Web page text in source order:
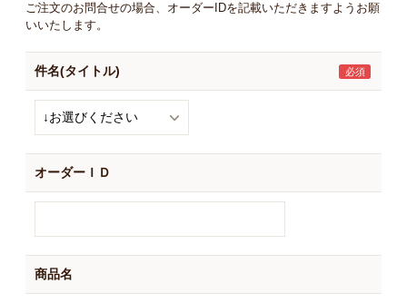
ご注文のお問合せの場合、オーダーIDを記載いただきますようお願
いいたします。
件名(タイトル)
オーダーＩＤ
商品名